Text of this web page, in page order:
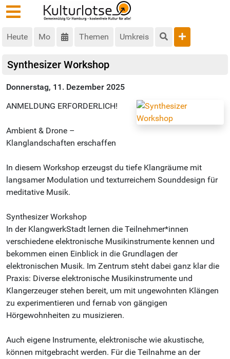
Heute Mo Themen Umkreis
Synthesizer Workshop
Donnerstag, 11. Dezember 2025
ANMELDUNG ERFORDERLICH!
Ambient & Drone –
Klanglandschaften erschaffen
In diesem Workshop erzeugst du tiefe Klangräume mit
langsamer Modulation und texturreichem Sounddesign für
meditative Musik.
Synthesizer Workshop
In der KlangwerkStadt lernen die Teilnehmer*innen
verschiedene elektronische Musikinstrumente kennen und
bekommen einen Einblick in die Grundlagen der
elektronischen Musik. Im Zentrum steht dabei ganz klar die
Praxis: Diverse elektronische Musikinstrumente und
Klangerzeuger stehen bereit, um mit ungewohnten Klängen
zu experimentieren und fernab von gängigen
Hörgewohnheiten zu musizieren.
Auch eigene Instrumente, elektronische wie akustische,
können mitgebracht werden. Für die Teilnahme an der